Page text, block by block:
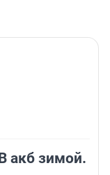
акб зимой.